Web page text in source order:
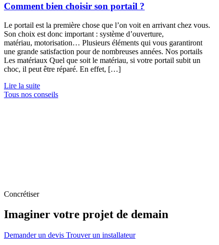
Comment bien choisir son portail ?
Le portail est la première chose que l’on voit en arrivant chez vous.
Son choix est donc important : système d’ouverture,
matériau, motorisation… Plusieurs éléments qui vous garantiront
une grande satisfaction pour de nombreuses années. Nos portails
Les matériaux Quel que soit le matériau, si votre portail subit un
choc, il peut être réparé. En effet, […]
Lire la suite
Tous nos conseils
Concrétiser
Imaginer votre projet de demain
Demander un devis Trouver un installateur